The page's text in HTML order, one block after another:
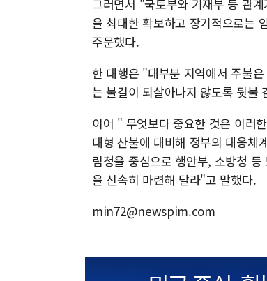
그러면서 "국토부와 기재부 등 관
을 최대한 확보하고 장기적으로는
주문했다.
한 대행은 "대부분 지역에서 주불
는 불길이 되살아나지 않도록 뒷불
이어 " 무엇보다 중요한 것은 이러
대형 산불에 대비해 정부의 대응체
림청을 중심으로 행안부, 소방청
을 신속히 마련해 달라"고 말했다.
min72@newspim.com